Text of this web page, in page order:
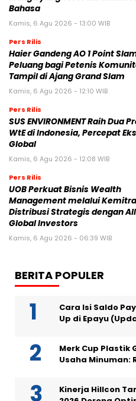
Bahasa
Kamis, 6 Agu 2026 - 13:00 WIB
Pers Rilis
Haier Gandeng AO 1 Point
Peluang bagi Petenis
Tampil di Ajang Grand Slam
Kamis, 6 Agu 2026 - 12:10 WIB
Pers Rilis
SUS ENVIRONMENT Raih Dua
WtE di Indonesia, Percepat
Global
Kamis, 6 Agu 2026 - 12:08 WIB
Pers Rilis
UOB Perkuat Bisnis Wealth
Management melalui
Distribusi Strategis dengan
Global Investors
Kamis, 6 Agu 2026 - 06:39 WIB
BERITA POPULER
Cara Isi Saldo
Up di Epayu
Merk Cup Plastik
Usaha Minuman:
Kinerja Hillcon